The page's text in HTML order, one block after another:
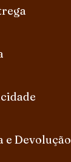
e Devolução